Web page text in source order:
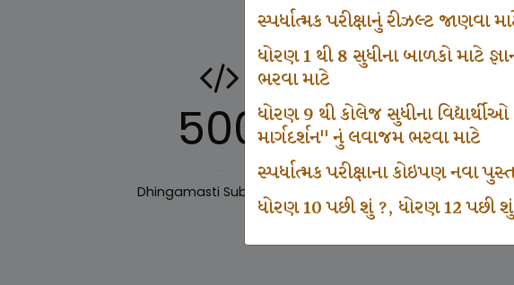
સ્પર્ધાત્મક પરીક્ષાનું રીઝલ્ટ જાણવા
ધોરણ 1 થી 8 સુધીના બાળકો માટે
ભરવા માટે
ધોરણ 9 થી કોલેજ સુધીના
માર્ગદર્શન" નું લવાજમ ભરવા માટે
સ્પર્ધાત્મક પરીક્ષાના કોઇપણ નવા
ધોરણ 10 પછી શું ?, ધોરણ 12 પછી શું
500
Dhingamasti Subscription